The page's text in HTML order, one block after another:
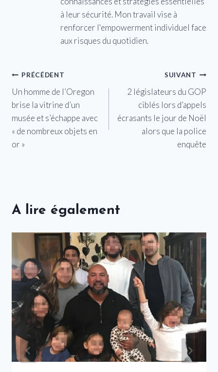
à leur sécurité. Mon travail vise à
renforcer l'empowerment individuel face
aux risques du quotidien.
Navigation
de
l’article
PRÉCÉDENT
Un homme de l’Oregon
brise la vitrine d’un
musée et s’échappe avec
« de nombreux objets en
or »
SUIVANT
2 législateurs du GOP
ciblés lors d’appels
écrasants le jour de Noël
alors que la police
enquête
A lire également